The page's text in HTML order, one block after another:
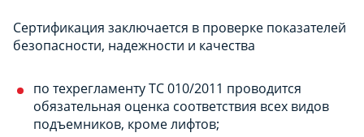
Сертификация заключается в проверке показателей
безопасности, надежности и качества
по техрегламенту ТС 010/2011 проводится
обязательная оценка соответствия всех видов
подъемников, кроме лифтов;